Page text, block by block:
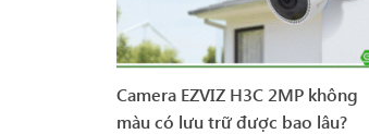
Camera EZVIZ H3C 2MP không
màu có lưu trữ được bao lâu?